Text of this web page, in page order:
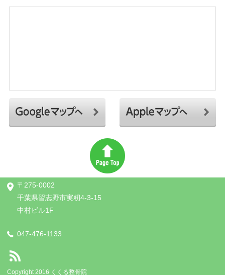
〒275-0002
千葉県習志野市実籾4-3-15
中村ビル1F
047-476-1133
Copyright 2016 くくる整骨院